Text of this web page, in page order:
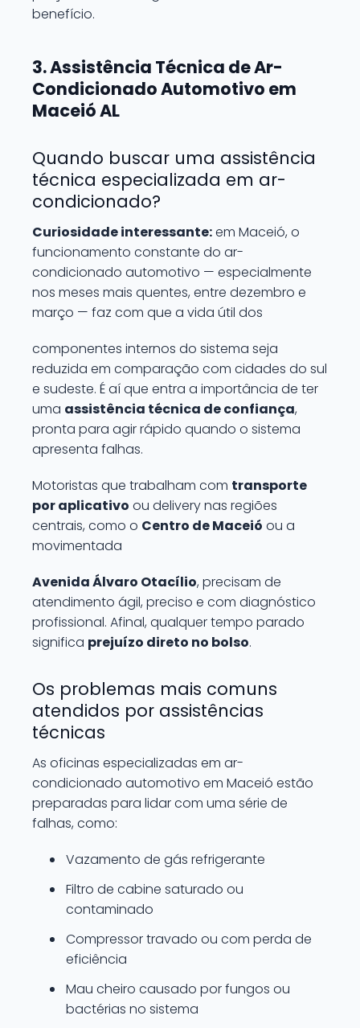
benefício.
3. Assistência Técnica de Ar-
Condicionado Automotivo em
Maceió AL
Quando buscar uma assistência
técnica especializada em ar-
condicionado?
Curiosidade interessante:em Maceió, o
funcionamento constante do ar-
condicionado automotivo — especialmente
nos meses mais quentes, entre dezembro e
março — faz com que a vida útil dos
componentes internos do sistema seja
reduzida em comparação com cidades do sul
e sudeste. É aí que entra a importância de ter
uma assistência técnica de confiança,
pronta para agir rápido quando o sistema
apresenta falhas.
Motoristas que trabalham com transporte
por aplicativo ou delivery nas regiões
centrais, como o Centro de Maceió ou a
movimentada
Avenida Álvaro Otacílio, precisam de
atendimento ágil, preciso e com diagnóstico
profissional. Afinal, qualquer tempo parado
significa prejuízo direto no bolso.
Os problemas mais comuns
atendidos por assistências
técnicas
As oficinas especializadas em ar-
condicionado automotivo em Maceió estão
preparadas para lidar com uma série de
falhas, como:
Vazamento de gás refrigerante
Filtro de cabine saturado ou
contaminado
Compressor travado ou com perda de
eficiência
Mau cheiro causado por fungos ou
bactérias no sistema